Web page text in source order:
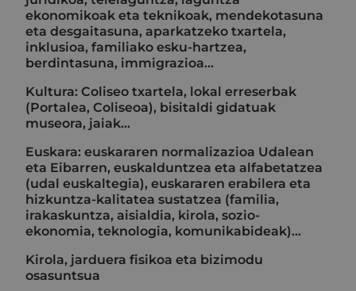
ekonomikoak eta teknikoak, mendekotasuna
eta desgaitasuna, aparkatzeko txartela,
inklusioa, familiako esku-hartzea,
berdintasuna, immigrazioa...
Kultura: Coliseo txartela, lokal erreserbak
(Portalea, Coliseoa), bisitaldi gidatuak
museora, jaiak...
Euskara: euskararen normalizazioa Udalean
eta Eibarren, euskalduntzea eta alfabetatzea
(udal euskaltegia), euskararen erabilera eta
hizkuntza-kalitatea sustatzea (familia,
irakaskuntza, aisialdia, kirola, sozio-
ekonomia, teknologia, komunikabideak)…
Kirola, jarduera fisikoa eta bizimodu
osasuntsua